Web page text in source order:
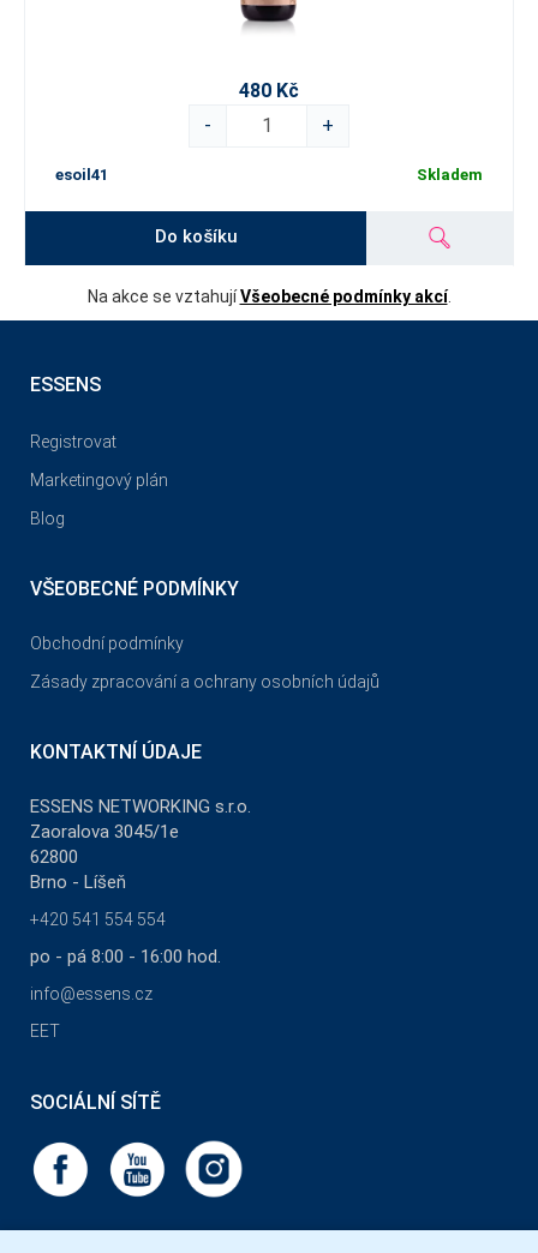
480 Kč
-
+
esoil41 Skladem
Do košíku
Na akce se vztahujíVšeobecné podmínky akcí.
ESSENS
Registrovat
Marketingový plán
Blog
VŠEOBECNÉ PODMÍNKY
Obchodní podmínky
Zásady zpracování a ochrany osobních údajů
KONTAKTNÍ ÚDAJE
ESSENS NETWORKING s.r.o.
Zaoralova 3045/1e
62800
Brno - Líšeň
+420 541 554 554
po - pá 8:00 - 16:00 hod.
info@essens.cz
EET
SOCIÁLNÍ SÍTĚ